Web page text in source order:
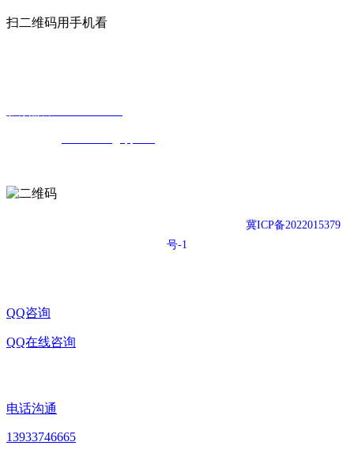
扫二维码用手机看
冀ICP备2022015379
号-1
QQ咨询
QQ在线咨询
电话沟通
13933746665